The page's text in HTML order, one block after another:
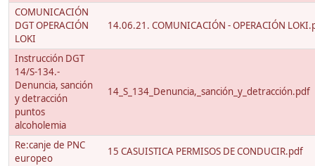
COMUNICACIÓN
DGT OPERACIÓN
LOKI
14.06.21. COMUNICACIÓN - OPERACIÓN
Instrucción DGT
14/S-134.-
Denuncia, sanción
y detracción
puntos
alcoholemia
14_S_134_Denuncia,_sanción_y_detracción.pdf
Re:canje de PNC
europeo
15 CASUISTICA PERMISOS DE CONDUCIR.pdf